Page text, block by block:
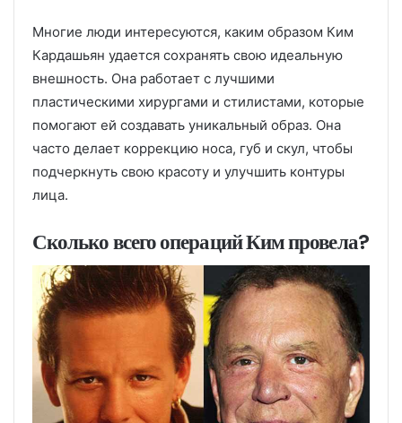
Многие люди интересуются, каким образом Ким
Кардашьян удается сохранять свою идеальную
внешность. Она работает с лучшими
пластическими хирургами и стилистами, которые
помогают ей создавать уникальный образ. Она
часто делает коррекцию носа, губ и скул, чтобы
подчеркнуть свою красоту и улучшить контуры
лица.
Сколько всего операций Ким провела?